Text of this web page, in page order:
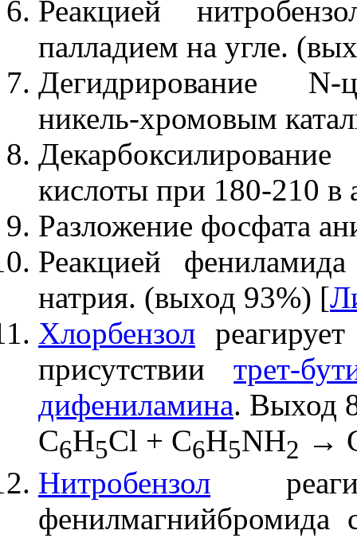
Реакцией
палладием на угле.
Дегидрирование N-
никель-хромовым
кислоты при 180-210 в
Разложение фосфата
Реакцией
натрия. (выход 93%) [
Хлорбензол
присутствиитрет-
дифениламина. Выход
C6H5Cl + C6H5NH2 →
Нитробензол
фенилмагнийбромида